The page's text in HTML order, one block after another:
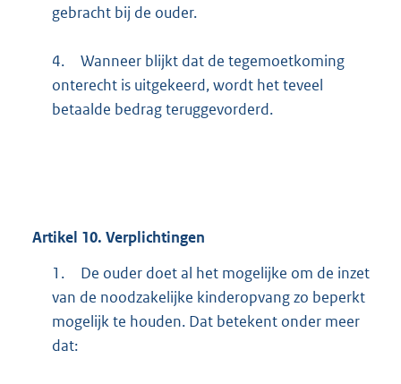
gebracht bij de ouder.
4.
Wanneer blijkt dat de tegemoetkoming
onterecht is uitgekeerd, wordt het teveel
betaalde bedrag teruggevorderd.
Artikel 10. Verplichtingen
1.
De ouder doet al het mogelijke om de inzet
van de noodzakelijke kinderopvang zo beperkt
mogelijk te houden. Dat betekent onder meer
dat: